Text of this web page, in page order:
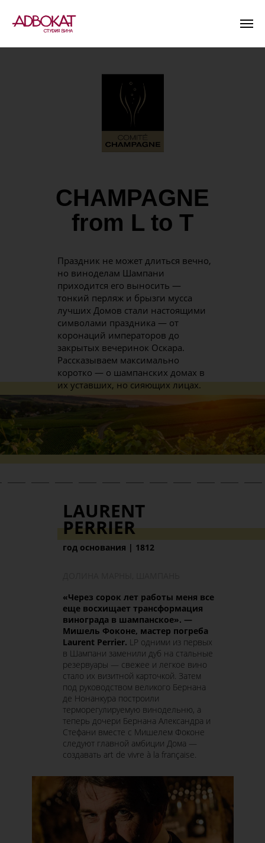
CHAMPAGNE
from L to T
Праздник не может длиться вечно,
но виноделам Шампани
приходится его выносить —
тонкий перляж и брызги мусса
лучших Домов стали настоящими
символами праздника — от
коронаций императоров до
закрытых вечеринок Оскара.
Рассказываем максимально
коротко — о шампанских домах в
их уставших, но сияющих лицах.
LAURENT
PERRIER
«Через сорок лет работы меня все
еще восхищает трансформация
винограда в шампанское». —
Мишель Фоконе, мастер погреба
Laurent Perrier. LP одними из первых
в Шампани заменили дуб на стальные
резервуары — свежее и легкое вино
стало их визитной карточкой. Затем
под руководством великого Бернана
де Нонанкура построили
терморегулируемую винодельню, а
теперь дочери Бернана Александра и
Стефани вместе с Мишелем Фоконе
следуют главной амбиции Дома —
создавать art de vivre à la française.
год основания | 1812